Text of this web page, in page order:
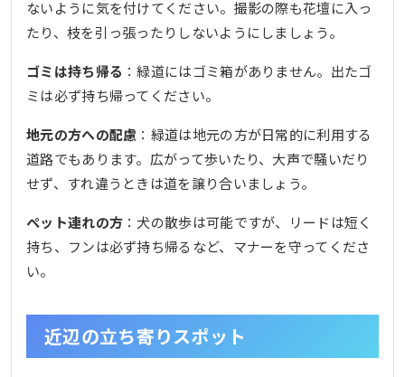
ないように気を付けてください。撮影の際も花壇に入っ
たり、枝を引っ張ったりしないようにしましょう。
ゴミは持ち帰る ：緑道にはゴミ箱がありません。出たゴ
ミは必ず持ち帰ってください。
地元の方への配慮 ：緑道は地元の方が日常的に利用する
道路でもあります。広がって歩いたり、大声で騒いだり
せず、すれ違うときは道を譲り合いましょう。
ペット連れの方 ：犬の散歩は可能ですが、リードは短く
持ち、フンは必ず持ち帰るなど、マナーを守ってくださ
い。
近辺の立ち寄りスポット